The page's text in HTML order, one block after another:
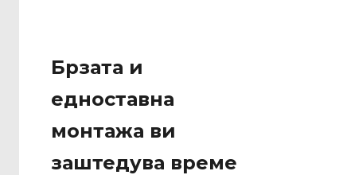
Брзата и
едноставна
монтажа ви
заштедува време